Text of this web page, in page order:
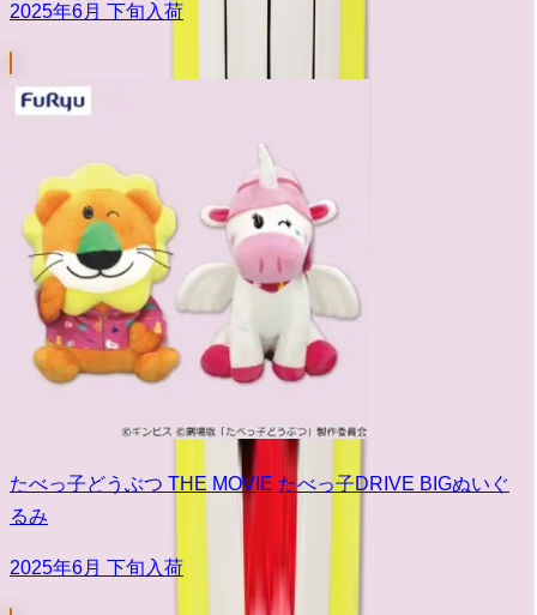
2025年6月 下旬入荷
たべっ子どうぶつ THE MOVIE たべっ子DRIVE BIGぬいぐ
るみ
2025年6月 下旬入荷